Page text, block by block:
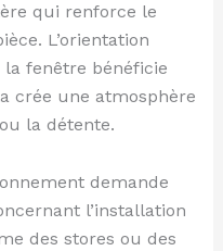
qui renforce le
L’orientation
fenêtre bénéficie
crée une atmosphère
la détente.
demande
l’installation
des stores ou des